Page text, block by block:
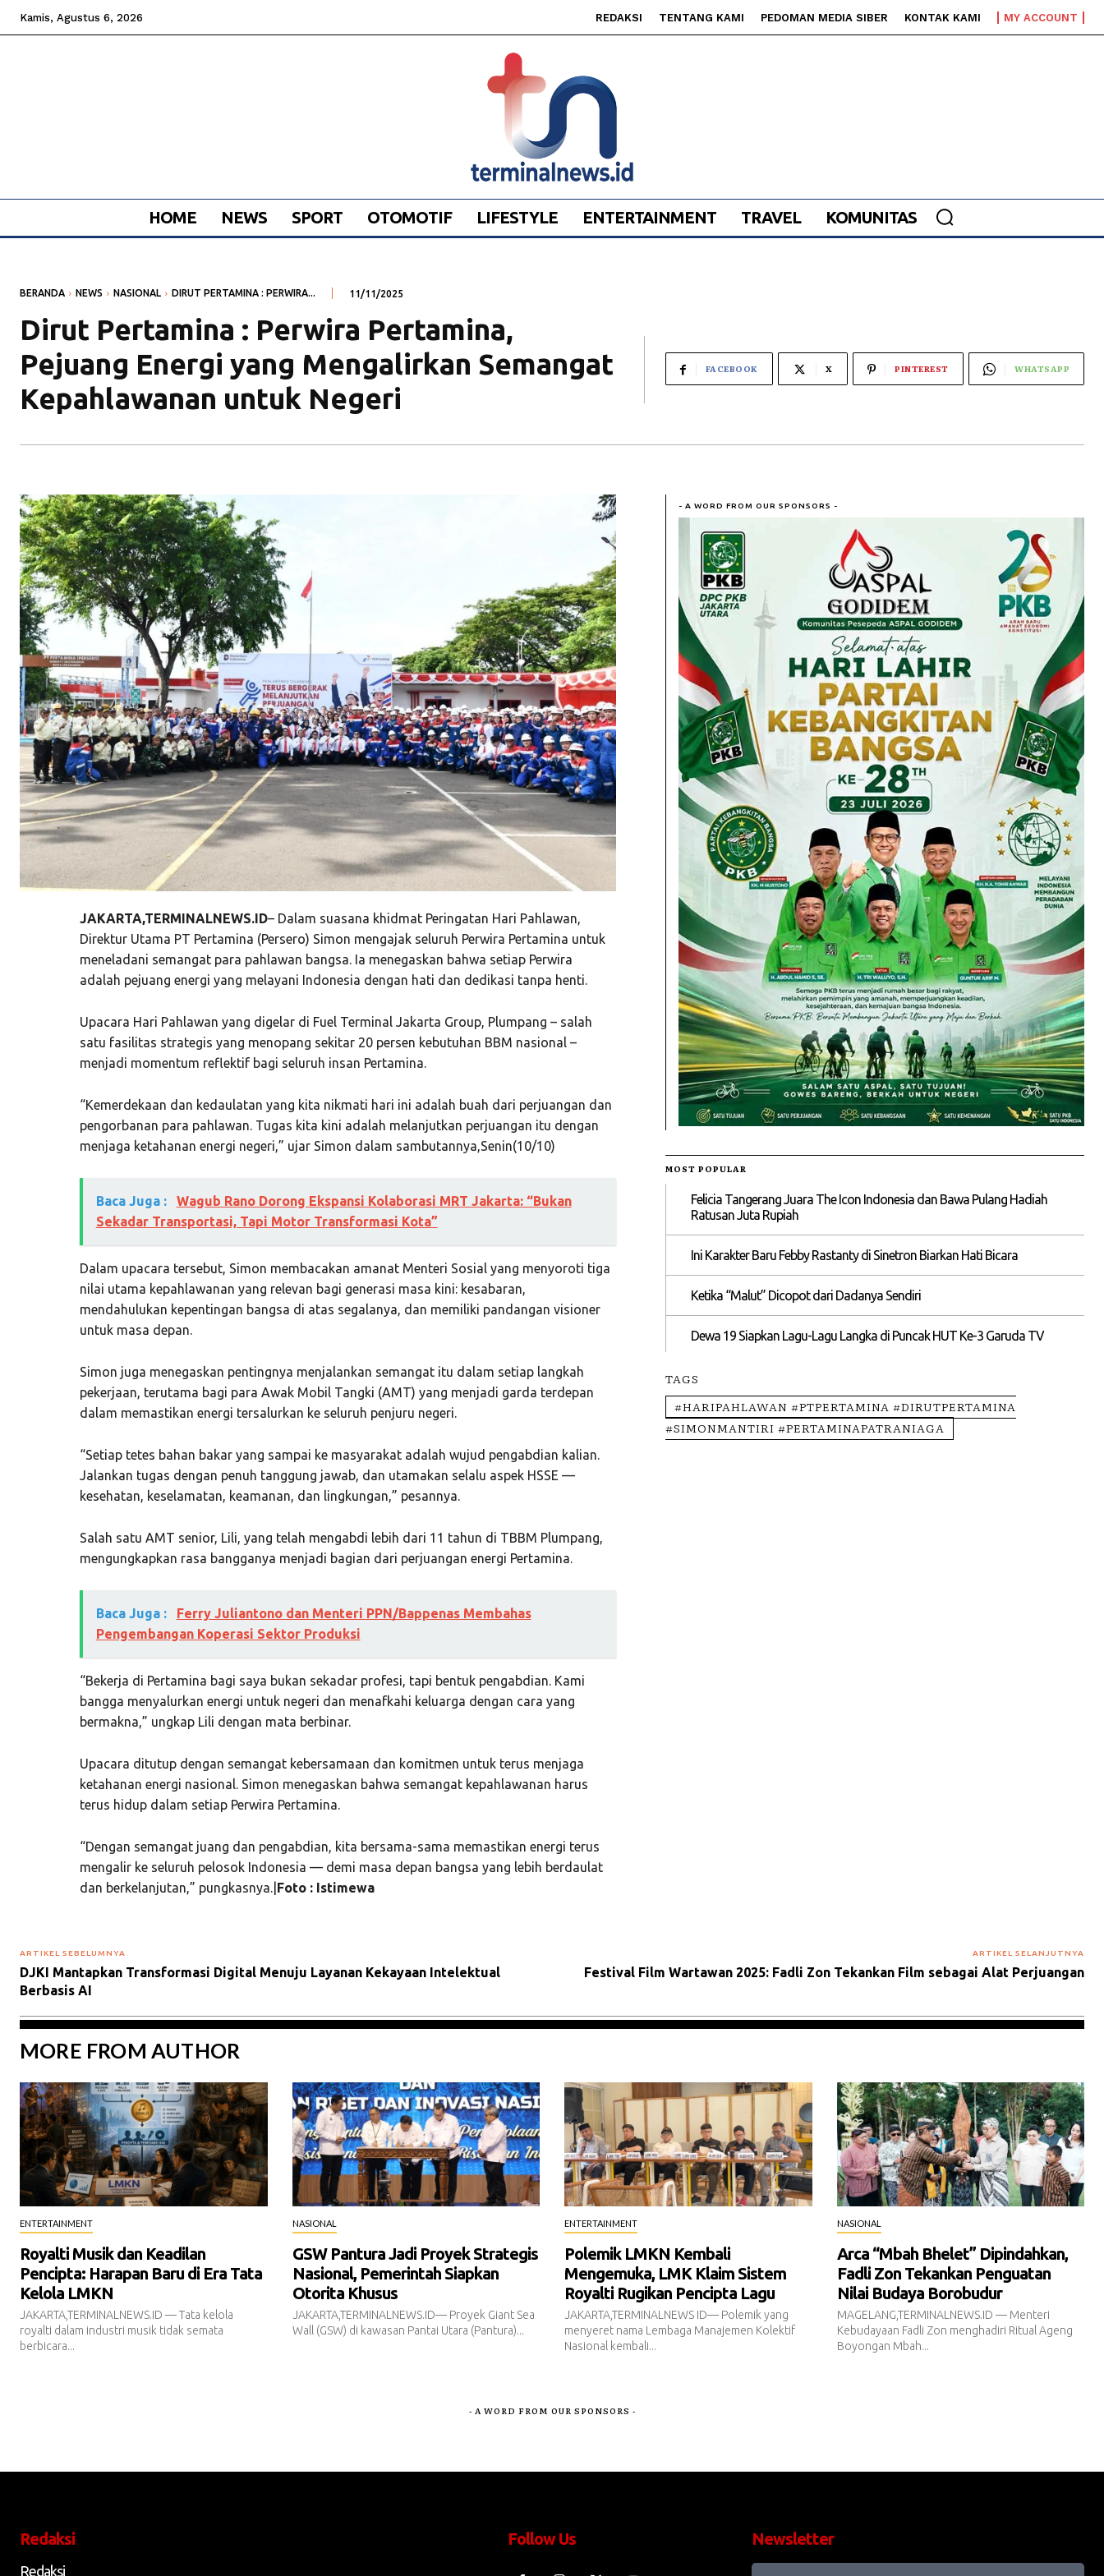
Kamis, Agustus 6, 2026 REDAKSI TENTANG KAMI PEDOMAN MEDIA SIBER KONTAK KAMI MY ACCOUNT
HOME NEWS SPORT OTOMOTIF LIFESTYLE ENTERTAINMENT TRAVEL KOMUNITAS
BERANDA NEWS NASIONAL DIRUT PERTAMINA : PERWIRA... 11/11/2025
Dirut Pertamina : Perwira Pertamina,
Pejuang Energi yang Mengalirkan Semangat
Kepahlawanan untuk Negeri
FACEBOOK X PINTEREST WHATSAPP
JAKARTA,TERMINALNEWS.ID– Dalam suasana khidmat Peringatan Hari Pahlawan,
Direktur Utama PT Pertamina (Persero) Simon mengajak seluruh Perwira Pertamina untuk
meneladani semangat para pahlawan bangsa. Ia menegaskan bahwa setiap Perwira
adalah pejuang energi yang melayani Indonesia dengan hati dan dedikasi tanpa henti.
Upacara Hari Pahlawan yang digelar di Fuel Terminal Jakarta Group, Plumpang – salah
satu fasilitas strategis yang menopang sekitar 20 persen kebutuhan BBM nasional –
menjadi momentum reflektif bagi seluruh insan Pertamina.
“Kemerdekaan dan kedaulatan yang kita nikmati hari ini adalah buah dari perjuangan dan
pengorbanan para pahlawan. Tugas kita kini adalah melanjutkan perjuangan itu dengan
menjaga ketahanan energi negeri,” ujar Simon dalam sambutannya,Senin(10/10)
Baca Juga :
Wagub Rano Dorong Ekspansi Kolaborasi MRT Jakarta: “Bukan
Sekadar Transportasi, Tapi Motor Transformasi Kota”
Dalam upacara tersebut, Simon membacakan amanat Menteri Sosial yang menyoroti tiga
nilai utama kepahlawanan yang relevan bagi generasi masa kini: kesabaran,
mendahulukan kepentingan bangsa di atas segalanya, dan memiliki pandangan visioner
untuk masa depan.
Simon juga menegaskan pentingnya menjalankan semangat itu dalam setiap langkah
pekerjaan, terutama bagi para Awak Mobil Tangki (AMT) yang menjadi garda terdepan
dalam memastikan energi tersalurkan ke seluruh penjuru negeri.
“Setiap tetes bahan bakar yang sampai ke masyarakat adalah wujud pengabdian kalian.
Jalankan tugas dengan penuh tanggung jawab, dan utamakan selalu aspek HSSE —
kesehatan, keselamatan, keamanan, dan lingkungan,” pesannya.
Salah satu AMT senior, Lili, yang telah mengabdi lebih dari 11 tahun di TBBM Plumpang,
mengungkapkan rasa bangganya menjadi bagian dari perjuangan energi Pertamina.
Baca Juga :
Ferry Juliantono dan Menteri PPN/Bappenas Membahas
Pengembangan Koperasi Sektor Produksi
“Bekerja di Pertamina bagi saya bukan sekadar profesi, tapi bentuk pengabdian. Kami
bangga menyalurkan energi untuk negeri dan menafkahi keluarga dengan cara yang
bermakna,” ungkap Lili dengan mata berbinar.
Upacara ditutup dengan semangat kebersamaan dan komitmen untuk terus menjaga
ketahanan energi nasional. Simon menegaskan bahwa semangat kepahlawanan harus
terus hidup dalam setiap Perwira Pertamina.
“Dengan semangat juang dan pengabdian, kita bersama-sama memastikan energi terus
mengalir ke seluruh pelosok Indonesia — demi masa depan bangsa yang lebih berdaulat
dan berkelanjutan,” pungkasnya.| Foto : Istimewa
- A WORD FROM OUR SPONSORS -
MOST POPULAR
Felicia Tangerang Juara The Icon Indonesia dan Bawa Pulang Hadiah
Ratusan Juta Rupiah
Ini Karakter Baru Febby Rastanty di Sinetron Biarkan Hati Bicara
Ketika “Malut” Dicopot dari Dadanya Sendiri
Dewa 19 Siapkan Lagu-Lagu Langka di Puncak HUT Ke-3 Garuda TV
TAGS
#HARIPAHLAWAN #PTPERTAMINA #DIRUTPERTAMINA
#SIMONMANTIRI #PERTAMINAPATRANIAGA
ARTIKEL SEBELUMNYA
DJKI Mantapkan Transformasi Digital Menuju Layanan Kekayaan Intelektual
Berbasis AI
ARTIKEL SELANJUTNYA
Festival Film Wartawan 2025: Fadli Zon Tekankan Film sebagai Alat Perjuangan
MORE FROM AUTHOR
ENTERTAINMENT
Royalti Musik dan Keadilan
Pencipta: Harapan Baru di Era Tata
Kelola LMKN
JAKARTA,TERMINALNEWS.ID — Tata kelola
royalti dalam industri musik tidak semata
berbicara...
NASIONAL
GSW Pantura Jadi Proyek Strategis
Nasional, Pemerintah Siapkan
Otorita Khusus
JAKARTA,TERMINALNEWS.ID— Proyek Giant Sea
Wall (GSW) di kawasan Pantai Utara (Pantura)...
ENTERTAINMENT
Polemik LMKN Kembali
Mengemuka, LMK Klaim Sistem
Royalti Rugikan Pencipta Lagu
JAKARTA,TERMINALNEWS ID— Polemik yang
menyeret nama Lembaga Manajemen Kolektif
Nasional kembali...
NASIONAL
Arca “Mbah Bhelet” Dipindahkan,
Fadli Zon Tekankan Penguatan
Nilai Budaya Borobudur
MAGELANG,TERMINALNEWS.ID — Menteri
Kebudayaan Fadli Zon menghadiri Ritual Ageng
Boyongan Mbah...
- A WORD FROM OUR SPONSORS -
Redaksi
Redaksi
Follow Us Newsletter